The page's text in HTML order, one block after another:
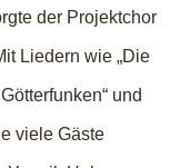
der Projektchor
Liedern wie „Die
und
viele Gäste